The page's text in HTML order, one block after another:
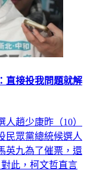
直接投我問題就解
趙少康昨（10）
民眾黨總統候選人
英九為了催票，還
此，柯文哲直言